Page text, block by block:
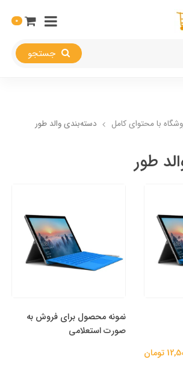
0
با محتوای کامل دسته‌بندی والد طور
طور
تومان
نمونه محصول برای فروش به
صورت استعلامی